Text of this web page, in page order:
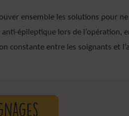
ensemble les solutions pour
épileptique lors de l’opération,
constante entre les soignants et